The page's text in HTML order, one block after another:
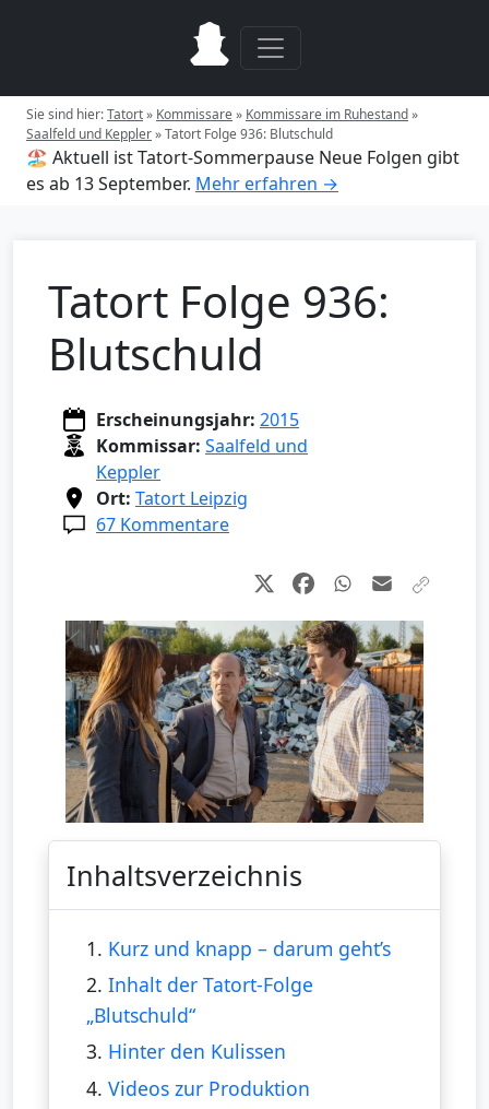
Sie sind hier:Tatort» Kommissare» Kommissare im Ruhestand»
Saalfeld und Keppler»Tatort Folge 936: Blutschuld
🏖️ Aktuell ist Tatort-Sommerpause Neue Folgen gibt
es ab 13 September. Mehr erfahren →
Tatort Folge 936:
Blutschuld
Erscheinungsjahr: 2015
Kommissar: Saalfeld und
Keppler
Ort: Tatort Leipzig
67 Kommentare
Inhaltsverzeichnis
1. Kurz und knapp – darum geht’s
2. Inhalt der Tatort-Folge
„Blutschuld“
3. Hinter den Kulissen
4. Videos zur Produktion